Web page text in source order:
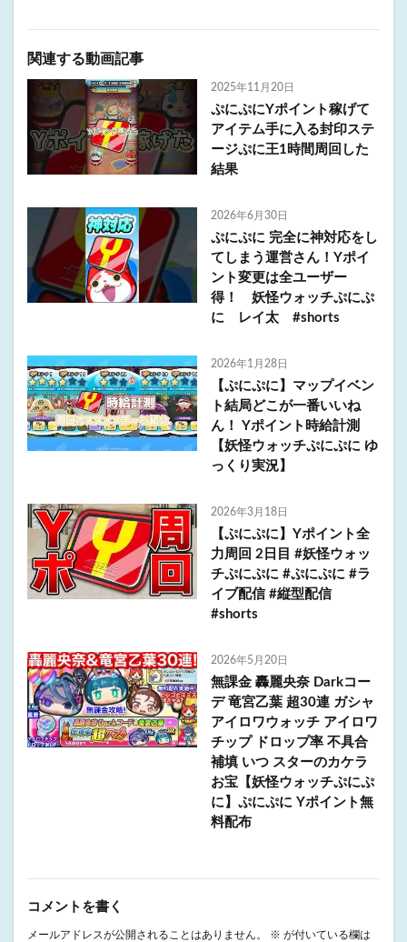
関連する動画記事
2025年11月20日
ぷにぷにYポイント稼げて
アイテム手に入る封印ステ
ージぷに王1時間周回した
結果
2026年6月30日
ぷにぷに 完全に神対応をし
てしまう運営さん！Yポイ
ント変更は全ユーザー
得！ 妖怪ウォッチぷにぷ
に レイ太 #shorts
2026年1月28日
【ぷにぷに】マップイベン
ト結局どこが一番いいね
ん！ Yポイント時給計測
【妖怪ウォッチぷにぷに ゆ
っくり実況】
2026年3月18日
【ぷにぷに】Yポイント全
力周回 2日目 #妖怪ウォッ
チぷにぷに #ぷにぷに #ラ
イブ配信 #縦型配信
#shorts
2026年5月20日
無課金 轟麗央奈 Darkコー
デ 竜宮乙葉 超30連 ガシャ
アイロワウォッチ アイロワ
チップ ドロップ率 不具合
補填 いつ スターのカケラ
お宝【妖怪ウォッチぷにぷ
に】ぷにぷに Yポイント無
料配布
コメントを書く
メールアドレスが公開されることはありません。 ※ が付いている欄は